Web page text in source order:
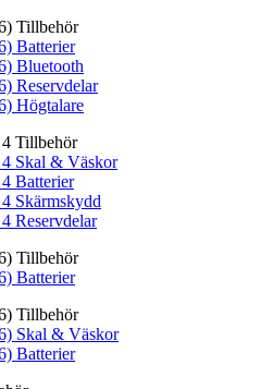
Tillbehör
Batterier
Bluetooth
Reservdelar
Högtalare
Tillbehör
Skal & Väskor
Batterier
Skärmskydd
Reservdelar
Tillbehör
Batterier
Tillbehör
Skal & Väskor
Batterier